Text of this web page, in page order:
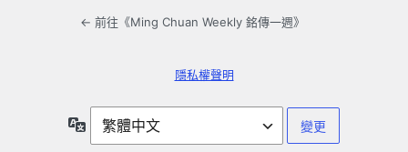
← 前往《Ming Chuan Weekly 銘傳一週》
隱私權聲明
言